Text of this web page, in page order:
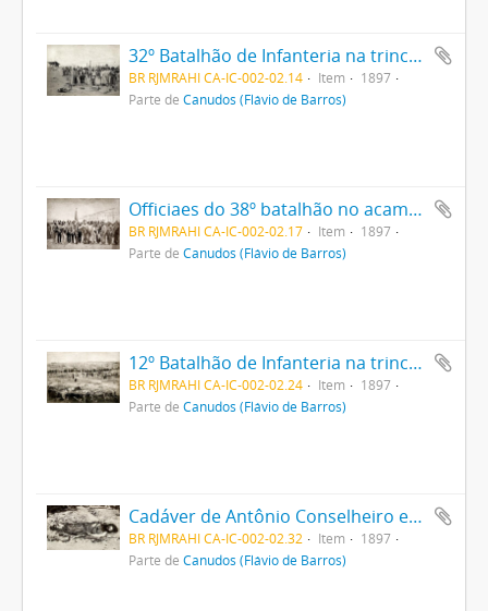
32º Batalhão de Infanteria na trincheira
BR RJMRAHI CA-IC-002-02.14 Item
1897
Parte de Canudos (Flávio de Barros)
Officiaes do 38º batalhão no acampamento
BR RJMRAHI CA-IC-002-02.17 Item
1897
Parte de Canudos (Flávio de Barros)
12º Batalhão de Infanteria na trincheira
BR RJMRAHI CA-IC-002-02.24 Item
1897
Parte de Canudos (Flávio de Barros)
Cadáver de Antônio Conselheiro encontrado sob as ruínas da Igreja Nova
BR RJMRAHI CA-IC-002-02.32 Item
1897
Parte de Canudos (Flávio de Barros)